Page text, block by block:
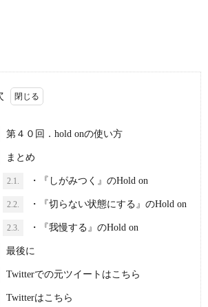
第４０回．hold onの使い方
まとめ
2.1. ・『しがみつく』のHold on
2.2. ・『切らない状態にする』のHold on
2.3. ・『我慢する』のHold on
最後に
Twitterでの元ツイートはこちら
Twitterはこちら